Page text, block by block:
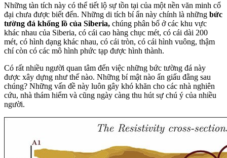
Những tàn tích này có thể tiết lộ sự tồn tại của một nền văn minh cổ
đại chưa được biết đến. Những di tích bí ẩn này chính là những bức
tường đá khổng lồ của Siberia, chúng phân bố ở các khu vực
khác nhau của Siberia, có cái cao hàng chục mét, có cái dài 200
mét, có hình dạng khác nhau, có cái tròn, có cái hình vuông, thậm
chí còn có các mô hình phức tạp được hình thành.
Có rất nhiều người quan tâm đến việc những bức tường đá này
được xây dựng như thế nào. Những bí mật nào ẩn giấu đằng sau
chúng? Những vấn đề này luôn gây khó khăn cho các nhà nghiên
cứu, nhà thám hiểm và cũng ngày càng thu hút sự chú ý của nhiều
người.